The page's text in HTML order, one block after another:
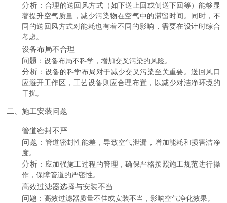
分析 ：合理的送回风方式（如下送上回或侧送下回等）能够显
著提升空气质量，减少污染物在空气中的滞留时间。同时，不
同的送回风方式对能耗也有着不同的影响，需要在设计时综合
考虑。
设备布局不合理
问题 ：设备布局不科学，增加交叉污染的风险。
分析 ：设备的科学布局对于减少交叉污染至关重要。送回风口
应避开工作区，工艺设备则应合理布置，以减少对洁净环境的
干扰。
二、施工安装问题
管道密封不严
问题 ：管道密封性能差，导致空气泄漏，增加能耗和损害洁净
度。
分析 ：应加强施工过程的管理，确保严格按照施工规范进行操
作，保障管道的严密性。
高效过滤器选择与安装不当
问题 ：高效过滤器质量不佳或安装不当，影响空气净化效果。